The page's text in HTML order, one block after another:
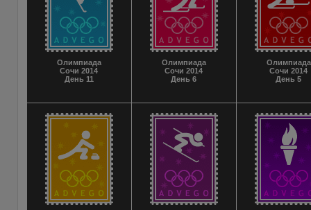
Олимпиада
Сочи 2014
День 11
Олимпиада
Сочи 2014
День 6
Олимпиада
Сочи 2014
День 5